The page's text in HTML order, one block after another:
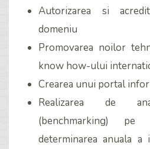
Autorizarea si
domeniu
Promovarea noilor
know how-ului
Crearea unui portal
Realizarea de
(benchmarking)
determinarea anuala a